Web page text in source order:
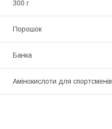
300 г
Порошок
Банка
Амінокислоти для спортсменів